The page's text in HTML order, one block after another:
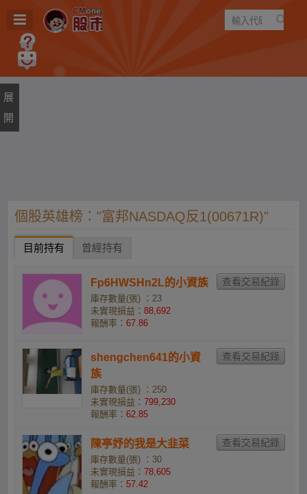
遊戲
個股英雄榜："富邦NASDAQ反1(00671R)"
目前持有 曾經持有
Fp6HWSHn2L的小資族
庫存數量(張) ：23
未實現損益： 88,692
報酬率： 67.86
shengchen641的小資
族
庫存數量(張) ：250
未實現損益： 799,230
報酬率： 62.85
陳亭妤的我是大韭菜
庫存數量(張) ：30
未實現損益： 78,605
報酬率： 57.42